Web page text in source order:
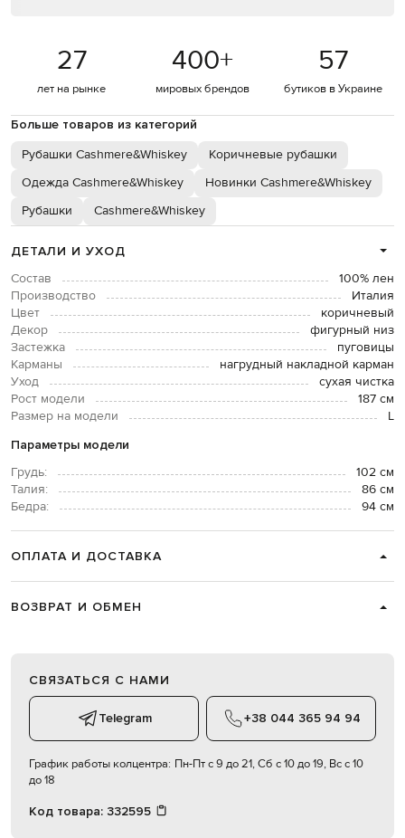
27
лет на рынке
400+
мировых брендов
57
бутиков в Украине
Больше товаров из категорий
Рубашки Cashmere&Whiskey
Коричневые рубашки
Одежда Cashmere&Whiskey
Новинки Cashmere&Whiskey
Рубашки
Cashmere&Whiskey
ДЕТАЛИ И УХОД
Состав
100% лен
Производство
Италия
Цвет
коричневый
Декор
фигурный низ
Застежка
пуговицы
Карманы
нагрудный накладной карман
Уход
сухая чистка
Рост модели
187 см
Размер на модели
L
Параметры модели
Грудь:
102 см
Талия:
86 см
Бедра:
94 см
ОПЛАТА И ДОСТАВКА
ВОЗВРАТ И ОБМЕН
СВЯЗАТЬСЯ С НАМИ
Telegram +38 044 365 94 94
График работы колцентра: Пн-Пт с 9 до 21, Сб с 10 до 19, Вс с 10
до 18
Код товара: 332595